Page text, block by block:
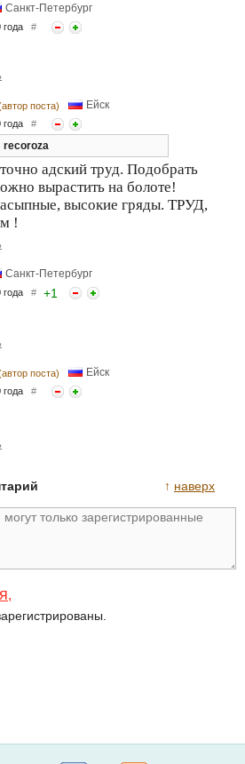
Санкт-Петербург
года #
поста) Ейск
года #
recoroza
адский труд. Подобрать
вырастить на болоте!
высокие гряды. ТРУД,
!
Санкт-Петербург
года # +1
поста) Ейск
года #
↑ наверх
,